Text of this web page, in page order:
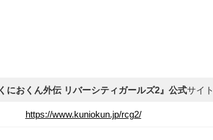
におくん外伝 リバーシティガールズ2』公式サイト
https://www.kuniokun.jp/rcg2/